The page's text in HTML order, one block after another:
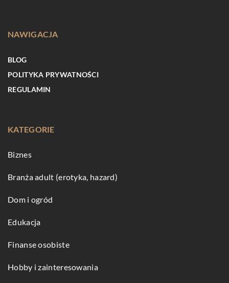
NAWIGACJA
BLOG
POLITYKA PRYWATNOŚCI
REGULAMIN
KATEGORIE
Biznes
Branża adult (erotyka, hazard)
Dom i ogród
Edukacja
Finanse osobiste
Hobby i zainteresowania